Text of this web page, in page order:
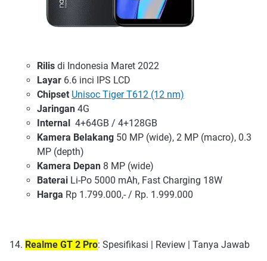
Rilis di Indonesia Maret 2022
Layar 6.6 inci IPS LCD
Chipset Unisoc Tiger T612 (12 nm)
Jaringan 4G
Internal
4+64GB / 4+128GB
Kamera Belakang 50 MP (wide), 2 MP (macro), 0.3
MP (depth)
Kamera Depan 8 MP (wide)
Baterai Li-Po 5000 mAh, Fast Charging 18W
Harga Rp 1.799.000,- / Rp. 1.999.000
Realme GT 2 Pro: Spesifikasi | Review | Tanya Jawab